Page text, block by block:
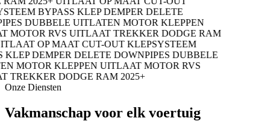
BYPASS KLEPDEMPER DELETE
DUBBELE UITLATENMOTOR KLEPPEN
RVS UITLAAT TREKKERDODGE RAM
OP MAATCUT-OUT KLEPSYSTEEM
DEMPER DELETEDOWNPIPESDUBBELE
MOTOR KLEPPENUITLAAT MOTORRVS
DODGE RAM 2025+
Onze Diensten
Vakmanschap voor elk voertuig